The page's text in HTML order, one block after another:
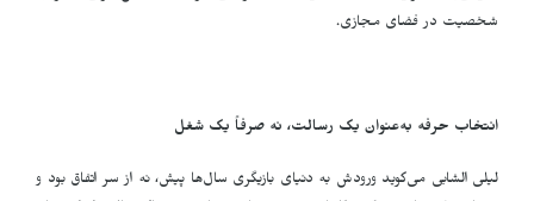
شخصیت در فضای مجازی.
انتخاب حرفه به‌عنوان یک رسالت، نه صرفاً یک شغل
لیلی الشابی می‌گوید ورودش به دنیای بازیگری سال‌ها پیش، نه از سر اتفاق بود و